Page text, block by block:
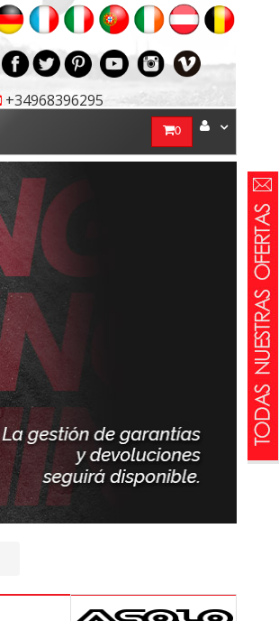
+34968396295
0